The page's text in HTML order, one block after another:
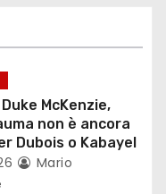
McKenzie,
non è ancora
Dubois o Kabayel
Mario